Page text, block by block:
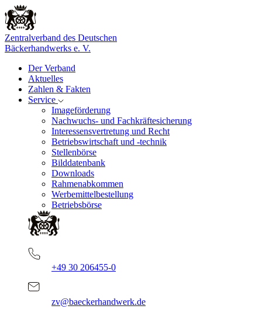
Zentralverband des Deutschen
Bäckerhandwerks e. V.
Der Verband
Aktuelles
Zahlen & Fakten
Service
Imageförderung
Nachwuchs- und Fachkräftesicherung
Interessensvertretung und Recht
Betriebswirtschaft und -technik
Stellenbörse
Bilddatenbank
Downloads
Rahmenabkommen
Werbemittelbestellung
Betriebsbörse
+49 30 206455-0
zv@baeckerhandwerk.de